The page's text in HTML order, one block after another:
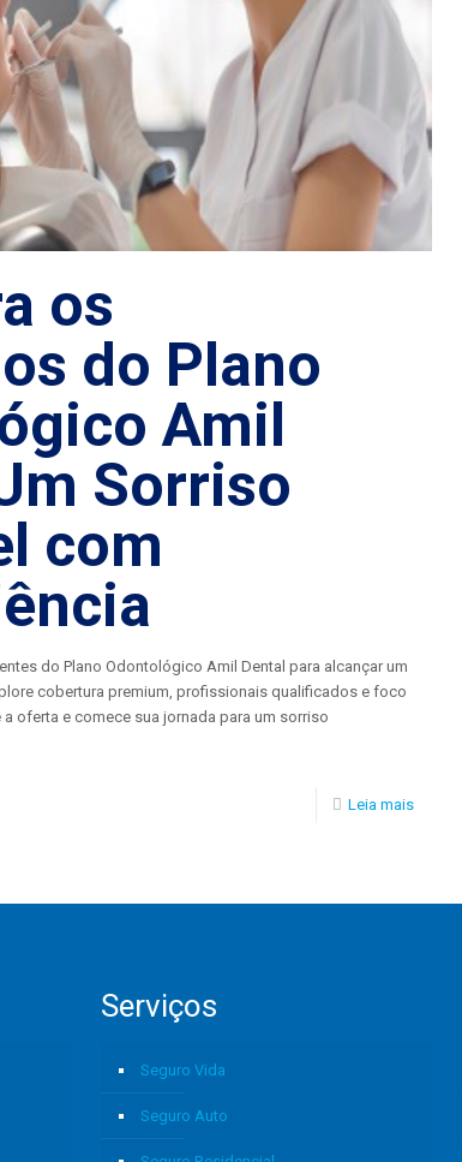
os
do Plano
Amil
Sorriso
com
do Plano Odontológico Amil Dental para alcançar um
cobertura premium, profissionais qualificados e foco
oferta e comece sua jornada para um sorriso
Leia mais
Serviços
Seguro Vida
Seguro Auto